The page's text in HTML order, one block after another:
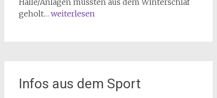
geholt… Frühjahrsputz
weiterlesen
Infos aus dem Sport